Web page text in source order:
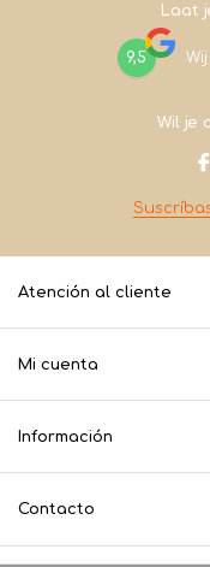
Laat
9,5
Wil je
Atención al cliente
Mi cuenta
Información
Contacto